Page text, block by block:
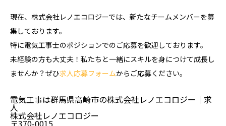
現在、株式会社レノエコロジーでは、新たなチームメンバーを募
集しております。
特に電気工事士のポジションでのご応募を歓迎しております。
未経験の方も大丈夫！私たちと一緒にスキルを身につけて成長し
ませんか？ぜひ求人応募フォームからご応募ください。
電気工事は群馬県高崎市の株式会社レノエコロジー｜求
人
株式会社レノエコロジー